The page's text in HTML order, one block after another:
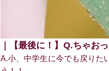
｜【最後に！】Q.ちゃお
A.小、中学生に今でも戻りた